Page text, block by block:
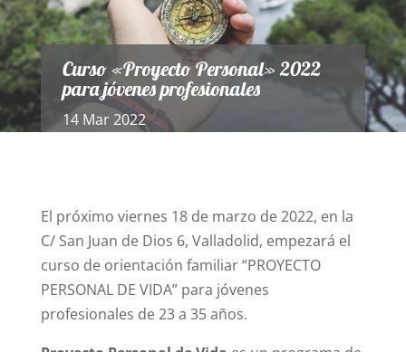
Curso «Proyecto Personal» 2022
para jóvenes profesionales
14 Mar 2022
El próximo viernes 18 de marzo de 2022, en la
C/ San Juan de Dios 6, Valladolid, empezará el
curso de orientación familiar “PROYECTO
PERSONAL DE VIDA” para jóvenes
profesionales de 23 a 35 años.